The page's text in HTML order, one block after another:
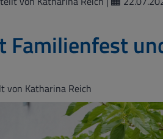
Familienfest
von Katharina Reich